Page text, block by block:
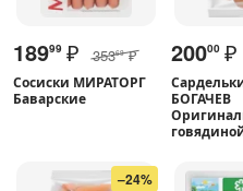
18999 ₽ 35369 ₽
Сосиски МИРАТОРГ
Баварские
20000 ₽
БОГАЧЕВ
–24%